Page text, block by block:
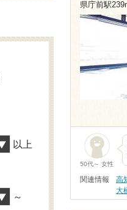
県庁前駅
50代～ 女性
関連情報 高
大
以上
～